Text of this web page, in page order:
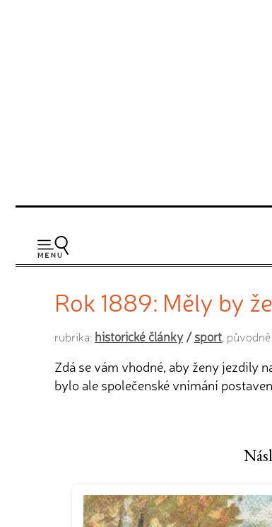
Rok 1889: Měly by
rubrika: historické články/sport ,
Zdá se vám vhodné, aby ženy jezdily
bylo ale společenské vnímání